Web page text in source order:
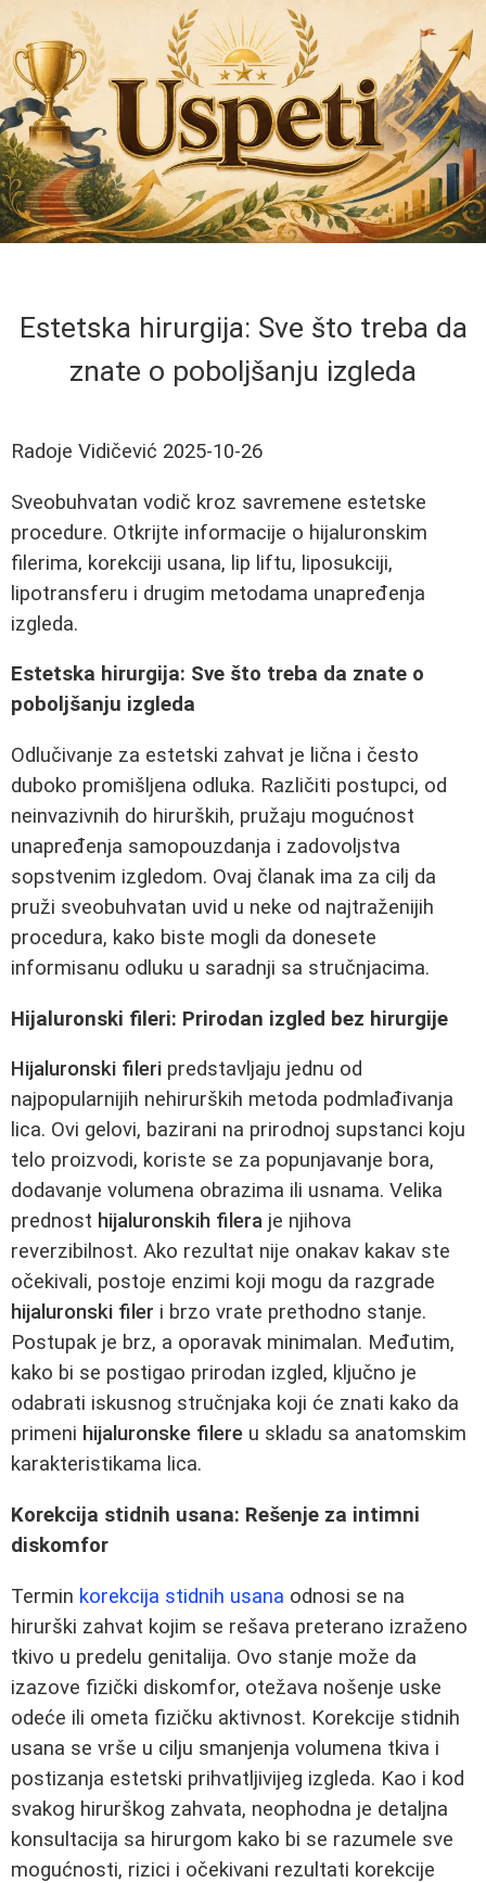
Estetska hirurgija: Sve što treba da
znate o poboljšanju izgleda
Radoje Vidičević 2025-10-26
Sveobuhvatan vodič kroz savremene estetske
procedure. Otkrijte informacije o hijaluronskim
filerima, korekciji usana, lip liftu, liposukciji,
lipotransferu i drugim metodama unapređenja
izgleda.
Estetska hirurgija: Sve što treba da znate o
poboljšanju izgleda
Odlučivanje za estetski zahvat je lična i često
duboko promišljena odluka. Različiti postupci, od
neinvazivnih do hirurških, pružaju mogućnost
unapređenja samopouzdanja i zadovoljstva
sopstvenim izgledom. Ovaj članak ima za cilj da
pruži sveobuhvatan uvid u neke od najtraženijih
procedura, kako biste mogli da donesete
informisanu odluku u saradnji sa stručnjacima.
Hijaluronski fileri: Prirodan izgled bez hirurgije
Hijaluronski fileri predstavljaju jednu od
najpopularnijih nehirurških metoda podmlađivanja
lica. Ovi gelovi, bazirani na prirodnoj supstanci koju
telo proizvodi, koriste se za popunjavanje bora,
dodavanje volumena obrazima ili usnama. Velika
prednost hijaluronskih filera je njihova
reverzibilnost. Ako rezultat nije onakav kakav ste
očekivali, postoje enzimi koji mogu da razgrade
hijaluronski filer i brzo vrate prethodno stanje.
Postupak je brz, a oporavak minimalan. Međutim,
kako bi se postigao prirodan izgled, ključno je
odabrati iskusnog stručnjaka koji će znati kako da
primeni hijaluronske filere u skladu sa anatomskim
karakteristikama lica.
Korekcija stidnih usana: Rešenje za intimni
diskomfor
Termin korekcija stidnih usana odnosi se na
hirurški zahvat kojim se rešava preterano izraženo
tkivo u predelu genitalija. Ovo stanje može da
izazove fizički diskomfor, otežava nošenje uske
odeće ili ometa fizičku aktivnost. Korekcije stidnih
usana se vrše u cilju smanjenja volumena tkiva i
postizanja estetski prihvatljivijeg izgleda. Kao i kod
svakog hirurškog zahvata, neophodna je detaljna
konsultacija sa hirurgom kako bi se razumele sve
mogućnosti, rizici i očekivani rezultati korekcije